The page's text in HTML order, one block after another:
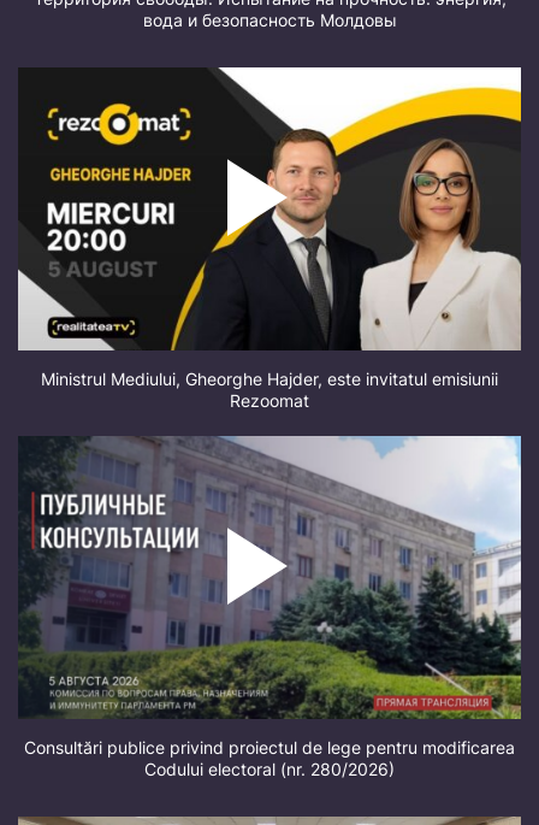
вода и безопасность Молдовы
Ministrul Mediului, Gheorghe Hajder, este invitatul emisiunii
Rezoomat
Consultări publice privind proiectul de lege pentru modificarea
Codului electoral (nr. 280/2026)